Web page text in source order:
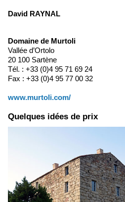
David RAYNAL
Domaine de Murtoli
Vallée d’Ortolo
20 100 Sartène
Tél. : +33 (0)4 95 71 69 24
Fax : +33 (0)4 95 77 00 32
www.murtoli.com/
Quelques idées de prix